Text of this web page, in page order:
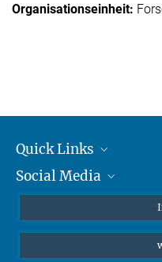
Quick Links
Student*innen/
Social Media
Bluesky